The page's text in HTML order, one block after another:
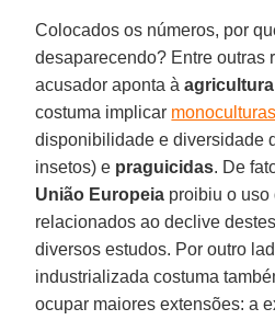
Colocados os números, por
desaparecendo? Entre outras
acusador aponta à
costuma implicar monoculturas
disponibilidade e diversidade
insetos) e praguicidas. De
União Europeia proibiu o uso
relacionados ao declive
diversos estudos. Por outro
industrializada costuma
ocupar maiores extensões: a